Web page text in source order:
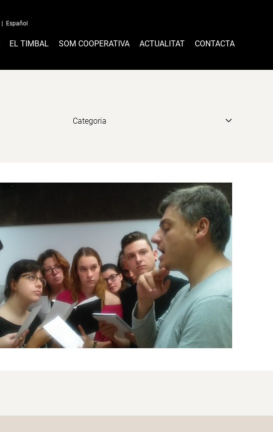
Español
EL TIMBAL SOM COOPERATIVA ACTUALITAT CONTACTA